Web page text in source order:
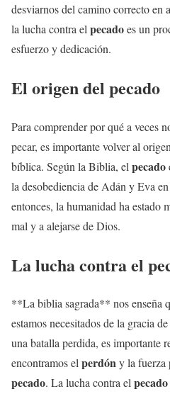
desviarnos del camino correcto en
la lucha contra el pecadoes un
esfuerzo y dedicación.
El origen del pecado
Para comprender por qué a veces
pecar, es importante volver al
bíblica. Según la Biblia, el pecado
la desobediencia de Adán y Eva
entonces, la humanidad ha estado
mal y a alejarse de Dios.
La lucha contra el
**La biblia sagrada** nos enseña
estamos necesitados de la gracia
una batalla perdida, es importante
encontramos elperdóny la fuerza
pecado. La lucha contra elpecado